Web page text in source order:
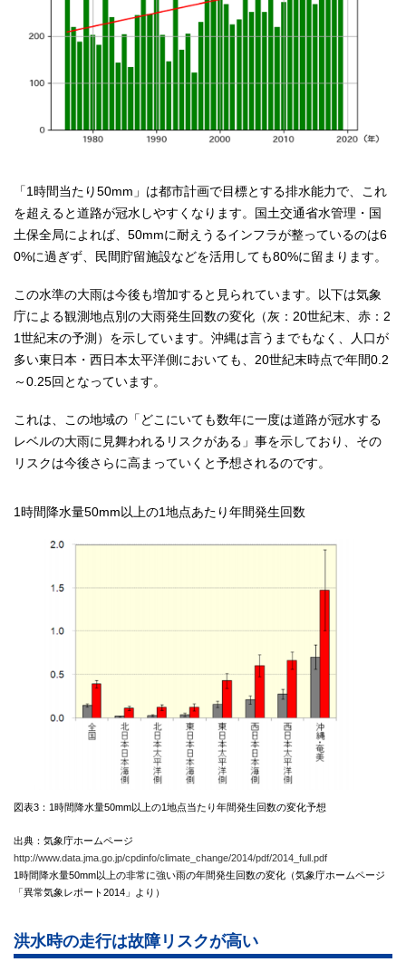
「1時間当たり50mm」は都市計画で目標とする排水能力で、これ
を超えると道路が冠水しやすくなります。国土交通省水管理・国
土保全局によれば、50mmに耐えうるインフラが整っているのは6
0%に過ぎず、民間貯留施設などを活用しても80%に留まります。
この水準の大雨は今後も増加すると見られています。以下は気象
庁による観測地点別の大雨発生回数の変化（灰：20世紀末、赤：2
1世紀末の予測）を示しています。沖縄は言うまでもなく、人口が
多い東日本・西日本太平洋側においても、20世紀末時点で年間0.2
～0.25回となっています。
これは、この地域の「どこにいても数年に一度は道路が冠水する
レベルの大雨に見舞われるリスクがある」事を示しており、その
リスクは今後さらに高まっていくと予想されるのです。
1時間降水量50mm以上の1地点あたり年間発生回数
図表3：1時間降水量50mm以上の1地点当たり年間発生回数の変化予想
出典：気象庁ホームページ
http://www.data.jma.go.jp/cpdinfo/climate_change/2014/pdf/2014_full.pdf
1時間降水量50mm以上の非常に強い雨の年間発生回数の変化（気象庁ホームページ
「異常気象レポート2014」より）
洪水時の走行は故障リスクが高い